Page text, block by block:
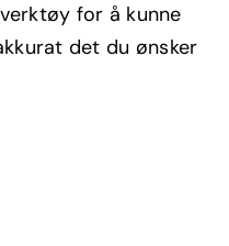
kr239,40.for å kunne
det du ønsker